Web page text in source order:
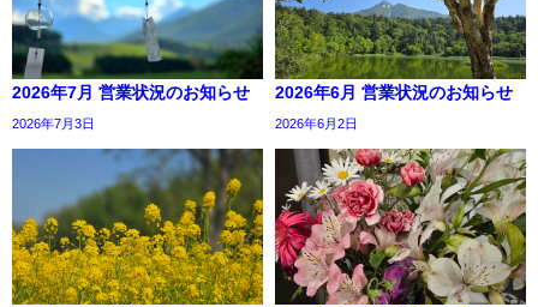
2026年7月 営業状況のお知らせ
2026年7月3日
2026年6月 営業状況のお知らせ
2026年6月2日